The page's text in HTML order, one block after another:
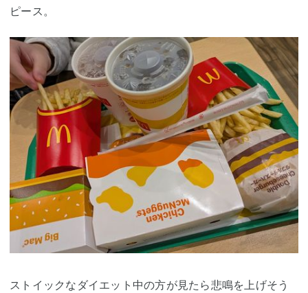
ピース。
ストイックなダイエット中の方が見たら悲鳴を上げそう